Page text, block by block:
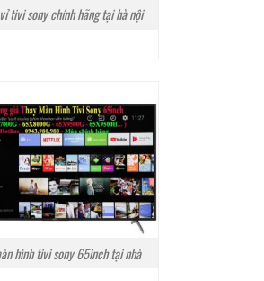
tivi sony chính hãng tại hà nội
hình tivi sony 65inch tại nhà